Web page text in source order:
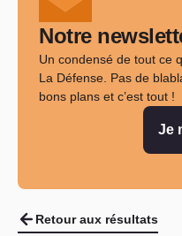
Notre
Un condensé de tout ce
La Défense. Pas de
bons plans et c’est tout !
Je
Retour aux résultats